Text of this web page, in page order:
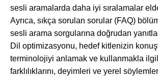
sesli aramalarda daha iyi sıralamalar
Ayrıca, sıkça sorulan sorular (FAQ)
sesli arama sorgularına doğrudan
Dil optimizasyonu, hedef kitlenizin
terminolojiyi anlamak ve kullanmakla
farklılıklarını, deyimleri ve yerel